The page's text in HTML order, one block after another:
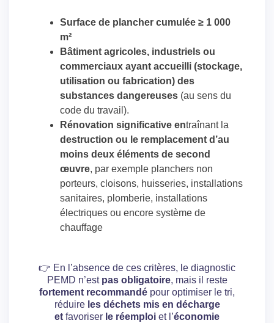
Surface de plancher cumulée ≥ 1 000
m²
Bâtiment agricoles, industriels ou
commerciaux ayant accueilli (stockage,
utilisation ou fabrication) des
substances dangereuses (au sens du
code du travail).
Rénovation significative entraînant la
destruction ou le remplacement d’au
moins deux éléments de second
œuvre, par exemple planchers non
porteurs, cloisons, huisseries, installations
sanitaires, plomberie, installations
électriques ou encore système de
chauffage
👉 En l’absence de ces critères, le diagnostic
PEMD n’est pas obligatoire, mais il reste
fortement recommandé pour optimiser le tri,
réduire les déchets mis en décharge
et favoriser le réemploi et l’économie